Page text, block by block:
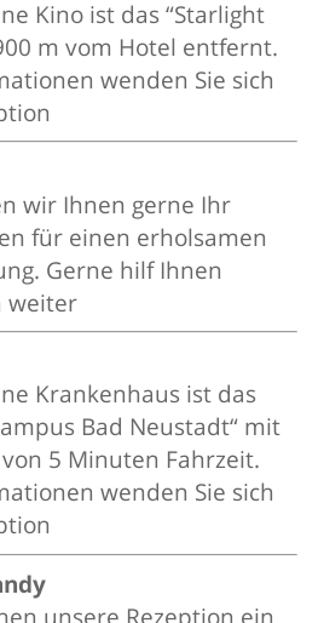
Kino ist das “Starlight
m vom Hotel entfernt.
wenden Sie sich
wir Ihnen gerne Ihr
für einen erholsamen
Gerne hilf Ihnen
weiter
Krankenhaus ist das
Bad Neustadt“ mit
5 Minuten Fahrzeit.
wenden Sie sich